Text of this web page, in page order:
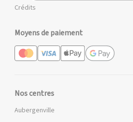
Crédits
Moyens de paiement
Nos centres
Aubergenville